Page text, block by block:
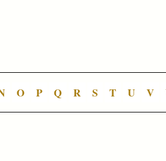
O P Q R S T U V